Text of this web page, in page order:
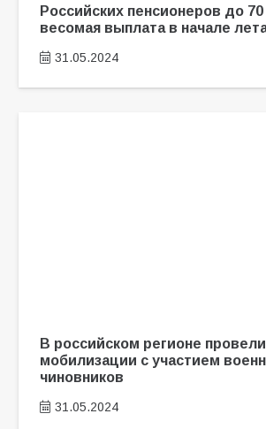
Российских пенсионеров до
весомая выплата в начале
31.05.2024
В российском регионе
мобилизации с участием
чиновников
31.05.2024